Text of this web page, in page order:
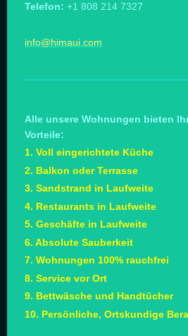
Telefon: +1 808 214 7327
info@himaui.com
Alle unsere Wohnungen bieten
Vorteile:
1. Voll eingerichtete Küche
2. Balkon oder Terrasse
3. Sandstrand in Laufweite
4. Restaurants in Laufweite
5. Geschäfte in Laufweite
6. Absolute Sauberkeit
7. Wohnungen 100% rauchfrei
8. Service vor Ort
9. Bettwäsche und Handtücher
10. Persönliche, Ortskundige